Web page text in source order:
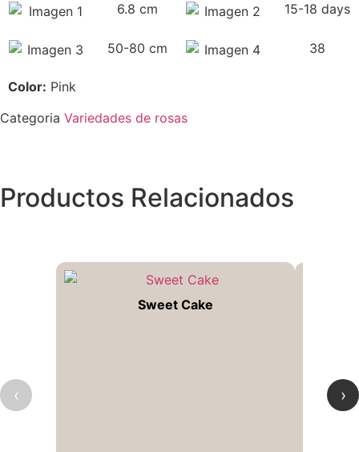
6.8 cm 15-18 days
50-80 cm 38
Color: Pink
Categoria Variedades de rosas
Productos Relacionados
‹
Sweet Cake
›